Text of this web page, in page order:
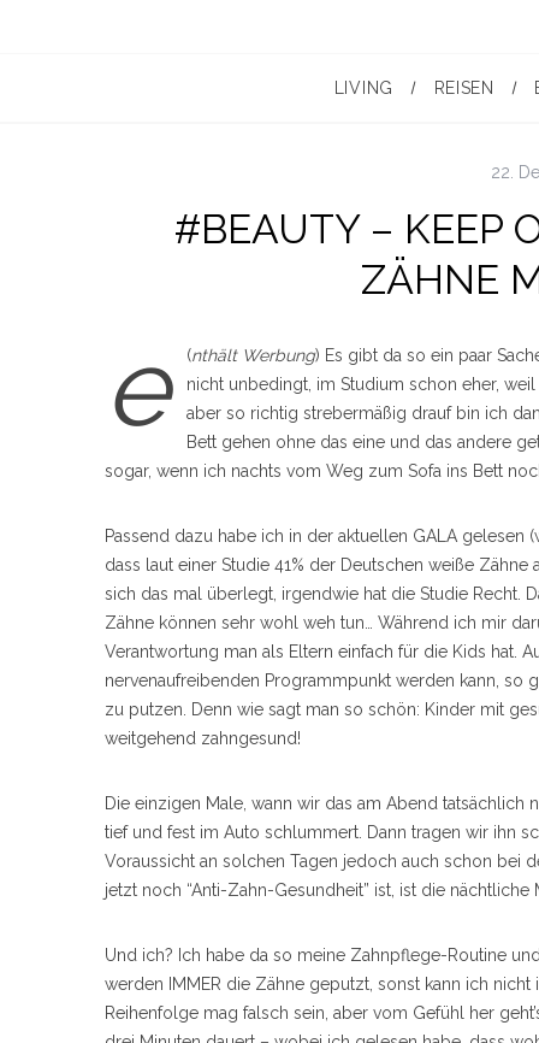
LIVING REISEN
22.
#BEAUTY – KEEP
ZÄHNE
(
e nthält Werbung) Es gibt da so ein paar
nicht unbedingt, im Studium schon eher,
aber so richtig strebermäßig drauf bin ich
Bett gehen ohne das eine und das andere
sogar, wenn ich nachts vom Weg zum Sofa ins Bett
Passend dazu habe ich in der aktuellen GALA gelesen
dass laut einer Studie 41% der Deutschen weiße
sich das mal überlegt, irgendwie hat die Studie Recht.
Zähne können sehr wohl weh tun… Während ich mir
Verantwortung man als Eltern einfach für die Kids hat.
nervenaufreibenden Programmpunkt werden kann, so
zu putzen. Denn wie sagt man so schön: Kinder mit
weitgehend zahngesund!
Die einzigen Male, wann wir das am Abend
tief und fest im Auto schlummert. Dann tragen wir ihn
Voraussicht an solchen Tagen jedoch auch schon bei
jetzt noch “Anti-Zahn-Gesundheit” ist, ist die nächtliche
Und ich? Ich habe da so meine Zahnpflege-Routine
werden IMMER die Zähne geputzt, sonst kann ich
Reihenfolge mag falsch sein, aber vom Gefühl her